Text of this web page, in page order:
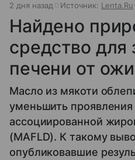
2 дня назад Источник: Lenta.Ru
Найдено
средство для
печени от
Масло из мякоти
уменьшить
ассоциированной
(MAFLD). К такому
опубликовавшие